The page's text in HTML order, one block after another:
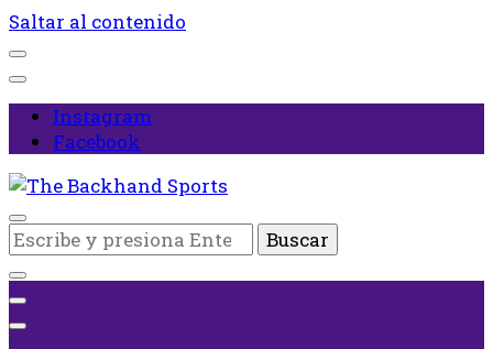
Saltar al contenido
Instagram
Facebook
The Backhand Sports
Inicio
¿Buscas
algo?